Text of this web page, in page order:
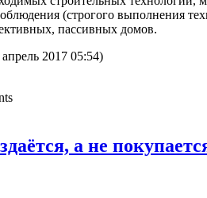
(строгого выполнения
пассивных домов.
2017 05:54)
а не